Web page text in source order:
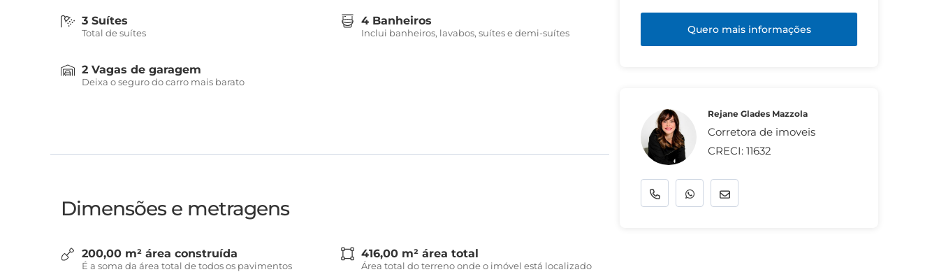
3 Suítes
Total de suítes
4 Banheiros
Inclui banheiros, lavabos, suítes e demi-suítes
2 Vagas de garagem
Deixa o seguro do carro mais barato
Dimensões e metragens
200,00 m² área construída
É a soma da área total de todos os pavimentos
416,00 m² área total
Área total do terreno onde o imóvel está localizado
Quero mais informações
Rejane Glades Mazzola
Corretora de imoveis
CRECI: 11632